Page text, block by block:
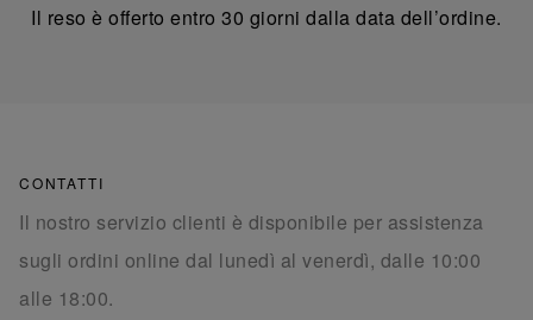
Il reso è offerto entro 30 giorni dalla data dell’ordine.
CONTATTI
Il nostro servizio clienti è disponibile per assistenza
sugli ordini online dal lunedì al venerdì, dalle 10:00
alle 18:00.